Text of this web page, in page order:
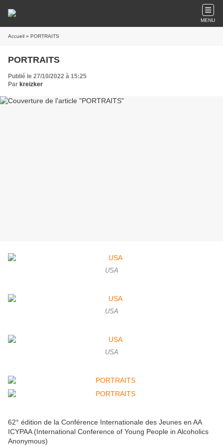
MENU
Accueil » PORTRAITS
PORTRAITS
Publié le 27/10/2022 à 15:25
Par kreizker
USA
USA
USA
62° édition de la Conférence Internationale des Jeunes en AA
ICYPAA (International Conference of Young People in Alcoholics
Anonymous)